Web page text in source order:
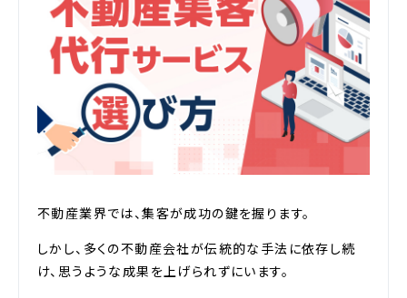
不動産業界では、集客が成功の鍵を握ります。
しかし、多くの不動産会社が伝統的な手法に依存し続
け、思うような成果を上げられずにいます。